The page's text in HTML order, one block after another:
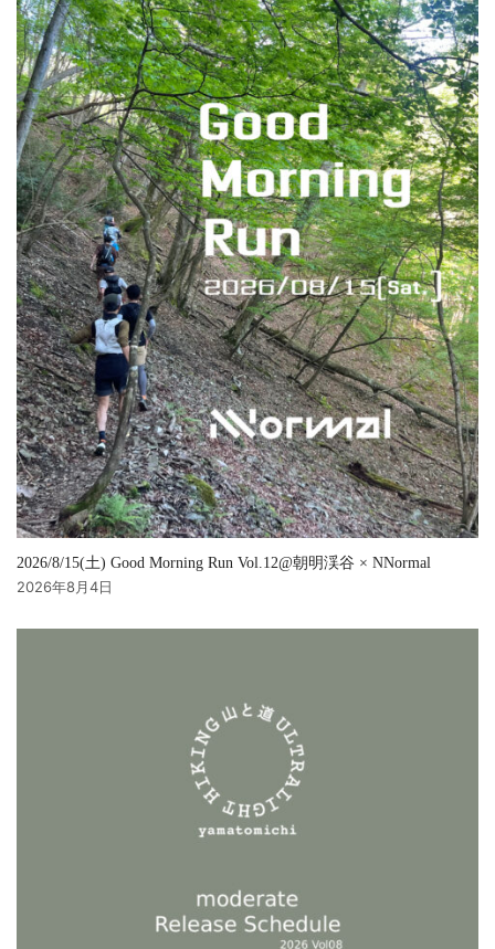
2026/8/15(土) Good Morning Run Vol.12@朝明渓谷 × NNormal
2026年8月4日